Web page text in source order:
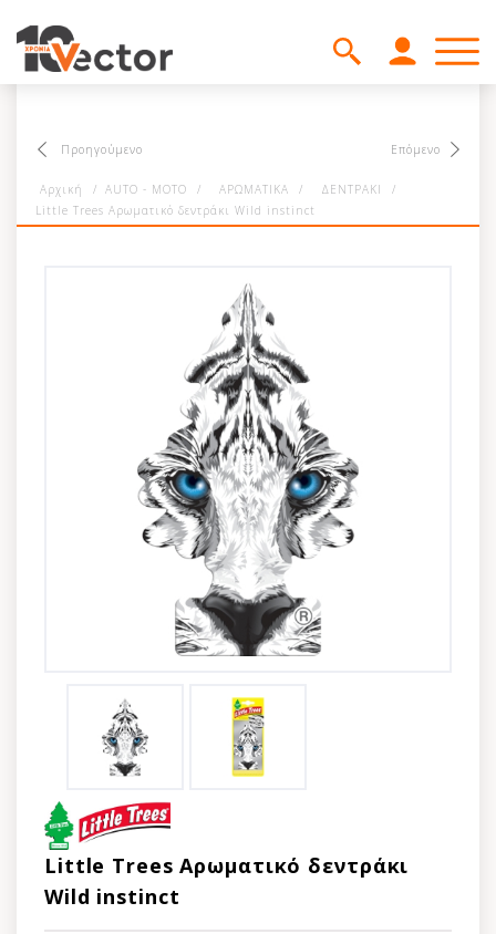
Προηγούμενο Επόμενο
Αρχική / AUTO - MOTO / ΑΡΩΜΑΤΙΚΑ / ΔΕΝΤΡΑΚΙ
/
Little Trees Αρωματικό δεντράκι Wild instinct
Little Trees Αρωματικό δεντράκι
Wild instinct